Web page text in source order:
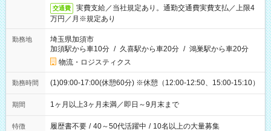
交通費
実費支給／当社規定あり。通勤交通費実費支払／上限4
万円／月※規定あり
勤務地
埼玉県加須市
加須駅から車10分 / 久喜駅から車20分 / 鴻巣駅から車20分
物流・ロジスティクス
勤務時間 (1)09:00-17:00(休憩60分) ※休憩（12:00-12:50、15:00-15:10）
期間 1ヶ月以上3ヶ月未満／即日～9月末まで
特徴 履歴書不要 / 40～50代活躍中 / 10名以上の大量募集